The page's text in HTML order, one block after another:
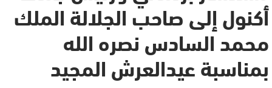
أكنول إلى صاحب الجلالة الملك
محمد السادس نصره الله
بمناسبة عيدالعرش المجيد